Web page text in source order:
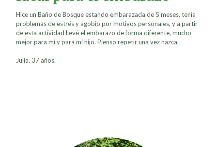
Hice un Baño de Bosque estando embarazada de 5 meses, tenía
problemas de estrés y agobio por motivos personales, y a partir
de esta actividad llevé el embarazo de forma diferente, mucho
mejor para mí y para mi hijo. Pienso repetir una vez nazca.
Julia, 37 años.